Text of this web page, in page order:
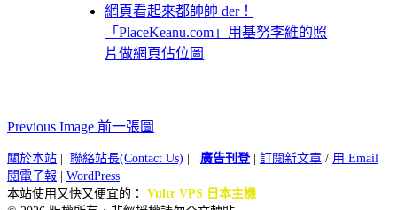
網頁看起來都帥帥 der！
「PlaceKeanu.com」用基努李維的照
片做網頁佔位圖
Previous Image 前一張圖
關於本站 聯絡站長(Contact Us) 廣告刊登| 訂閱新文章 / 用 Email
閱電子報
WordPress
本站使用又快又便宜的： Vultr VPS 日本主機